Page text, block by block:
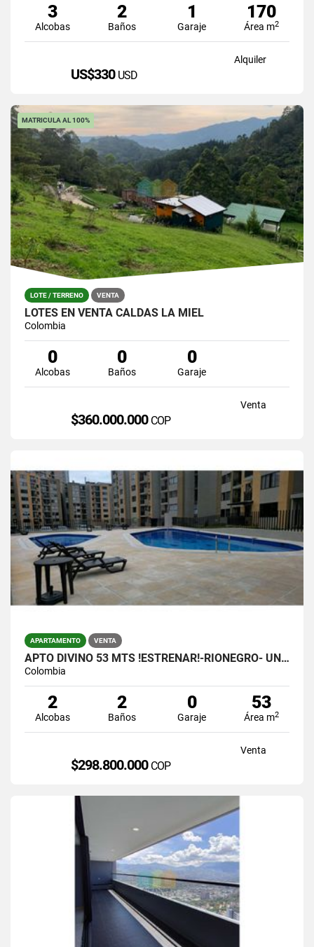
3
Alcobas
2
Baños
1
Garaje
170
Área m2
Alquiler
US$330 USD
MATRICULA AL 100%
LOTE / TERRENO VENTA
LOTES EN VENTA CALDAS LA MIEL
Colombia
0
Alcobas
0
Baños
0
Garaje
Venta
$360.000.000 COP
APARTAMENTO VENTA
APTO DIVINO 53 MTS !ESTRENAR!-RIONEGRO- UNIDAD COMPLETA.- $298.800.000
Colombia
2
Alcobas
2
Baños
0
Garaje
53
Área m2
Venta
$298.800.000 COP